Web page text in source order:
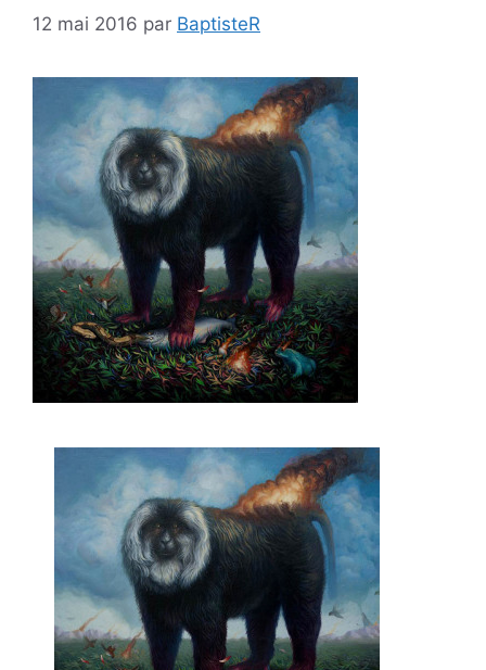
12 mai 2016 par BaptisteR